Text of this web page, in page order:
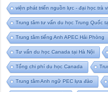
viện phát triển nguồn lực - đại học trà
Trung tâm tư vấn du học Trung Quốc
Trung tâm tiếng Anh APEC Hải Phòng
Tư vấn du học Canada tại Hà Nội
Tổng chi phí du học Canada
Trung tâm Anh ngữ PEC lựa đào